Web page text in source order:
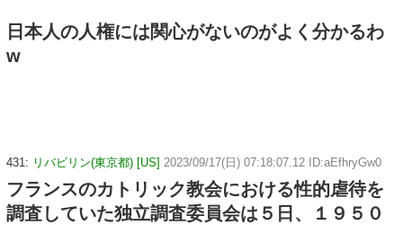
日本人の人権には関心がないのがよく分かるわ
w
431: リバビリン(東京都) [US] 2023/09/17(日) 07:18:07.12 ID:aEfhryGw0
フランスのカトリック教会における性的虐待を
調査していた独立調査委員会は５日、１９５０